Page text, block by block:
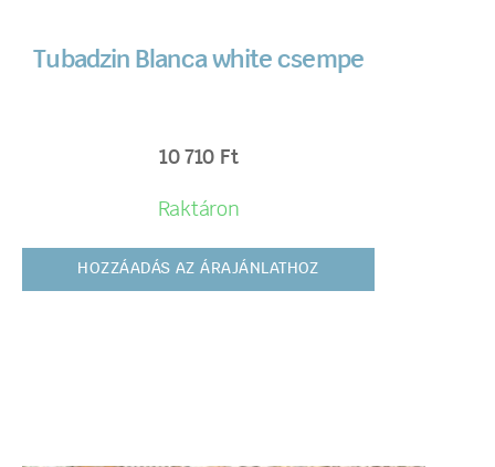
Tubadzin Blanca white csempe
10 710 Ft
Raktáron
HOZZÁADÁS AZ ÁRAJÁNLATHOZ